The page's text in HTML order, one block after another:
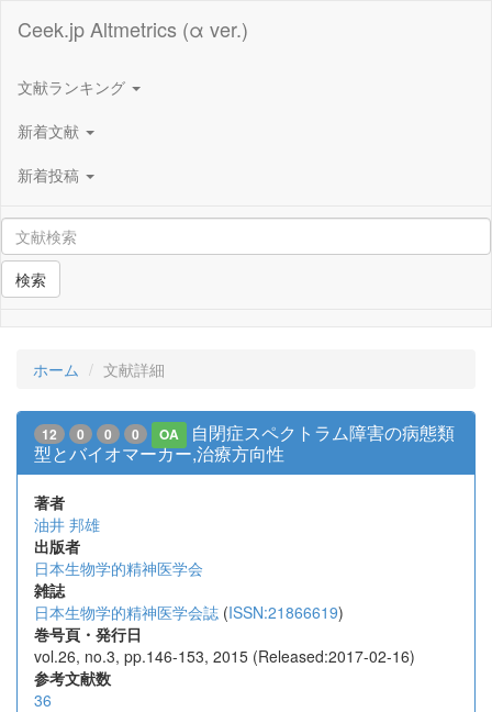
Ceek.jp Altmetrics (α ver.)
文献ランキング
新着文献
新着投稿
検索
ホーム 文献詳細
12 0 0 0 OA
自閉症スペクトラム障害の病態類
型とバイオマーカー,治療方向性
著者
油井 邦雄
出版者
日本生物学的精神医学会
雑誌
日本生物学的精神医学会誌 (ISSN:21866619)
巻号頁・発行日
vol.26, no.3, pp.146-153, 2015 (Released:2017-02-16)
参考文献数
36